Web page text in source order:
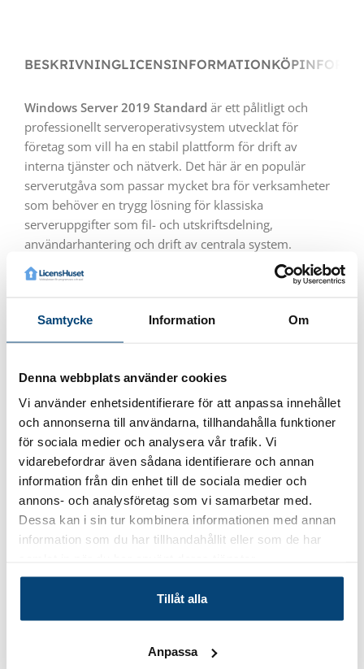
Samtycke Information Om
Denna webbplats använder cookies
Vi använder enhetsidentifierare för att anpassa innehållet
och annonserna till användarna, tillhandahålla funktioner
för sociala medier och analysera vår trafik. Vi
vidarebefordrar även sådana identifierare och annan
information från din enhet till de sociala medier och
annons- och analysföretag som vi samarbetar med.
Dessa kan i sin tur kombinera informationen med annan
information som du har tillhandahållit eller som de har
Tillåt alla
Anpassa
BESKRIVNINGLICENSINFORMATION
Windows Server 2019 Standard är ett pålitligt och
professionellt serveroperativsystem utvecklat för
företag som vill ha en stabil plattform för drift av
interna tjänster och nätverk. Det här är en populär
serverutgåva som passar mycket bra för verksamheter
som behöver en trygg lösning för klassiska
serveruppgifter som fil- och utskriftsdelning,
användarhantering och drift av centrala system.
MedWindows Server 2019 Standard
kan du bygga en
över användare, åtkomst och resurser i företaget. Den
fungerar utmärkt som grund för tjänster som
viktiga roller som många företag är beroende av i det
dagliga arbetet. Samtidigt erbjuder den god prestanda
och hög driftsäkerhet, vilket gör den till ett tryggt val för
professionella miljöer.
Den här utgåvan passar särskilt bra för små och
beprövad serverplattform som är enkel att administrera
och kan skalas efter behov. Oavsett om du sätter upp en
förutsägbar lösning som håller verksamheten igång.
Passar perfekt för:
Avancerade användare